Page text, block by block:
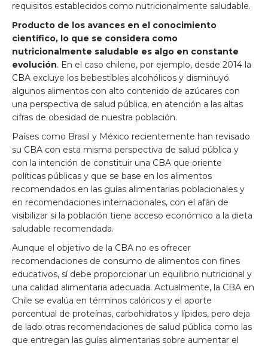
requisitos establecidos como nutricionalmente saludable.
Producto de los avances en el conocimiento
científico, lo que se considera como
nutricionalmente saludable es algo en constante
evolución. En el caso chileno, por ejemplo, desde 2014 la
CBA excluye los bebestibles alcohólicos y disminuyó
algunos alimentos con alto contenido de azúcares con
una perspectiva de salud pública, en atención a las altas
cifras de obesidad de nuestra población.
Países como Brasil y México recientemente han revisado
su CBA con esta misma perspectiva de salud pública y
con la intención de constituir una CBA que oriente
políticas públicas y que se base en los alimentos
recomendados en las guías alimentarias poblacionales y
en recomendaciones internacionales, con el afán de
visibilizar si la población tiene acceso económico a la dieta
saludable recomendada.
Aunque el objetivo de la CBA no es ofrecer
recomendaciones de consumo de alimentos con fines
educativos, sí debe proporcionar un equilibrio nutricional y
una calidad alimentaria adecuada. Actualmente, la CBA en
Chile se evalúa en términos calóricos y el aporte
porcentual de proteínas, carbohidratos y lípidos, pero deja
de lado otras recomendaciones de salud pública como las
que entregan las guías alimentarias sobre aumentar el